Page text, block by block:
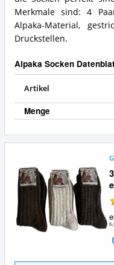
Merkmale sind: 4
Alpaka-Material,
Druckstellen.
Alpaka Socken
Artikel
Menge